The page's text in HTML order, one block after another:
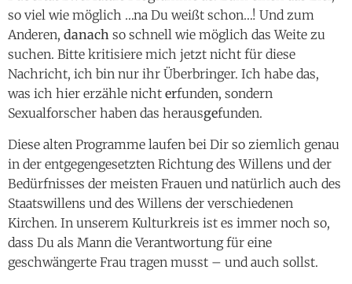
so viel wie möglich …na Du weißt schon…! Und zum
Anderen, danach so schnell wie möglich das Weite zu
suchen. Bitte kritisiere mich jetzt nicht für diese
Nachricht, ich bin nur ihr Überbringer. Ich habe das,
was ich hier erzähle nicht erfunden, sondern
Sexualforscher haben das herausgefunden.
Diese alten Programme laufen bei Dir so ziemlich genau
in der entgegengesetzten Richtung des Willens und der
Bedürfnisses der meisten Frauen und natürlich auch des
Staatswillens und des Willens der verschiedenen
Kirchen. In unserem Kulturkreis ist es immer noch so,
dass Du als Mann die Verantwortung für eine
geschwängerte Frau tragen musst – und auch sollst.